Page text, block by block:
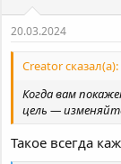
20.03.2024
Creator сказал(а):
Когда вам
цель —
Такое всегда